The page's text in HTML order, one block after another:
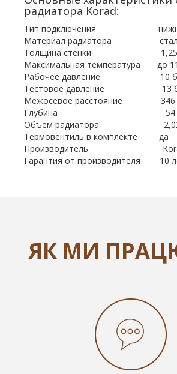
радиатора Korad:
Тип подключения
Материал радиатора
Толщина стенки 1,25
Максимальная температура до
Рабочее давление 10
Тестовое давление 13
Межосевое расстояние 346
Глубина 54
Объем радиатора 2,02
Термовентиль в комплекте да
Производитель Korad
Гарантия от производителя 10
ЯК МИ